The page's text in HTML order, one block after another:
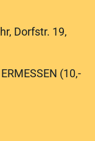
Dorfstr. 19,
(10,-